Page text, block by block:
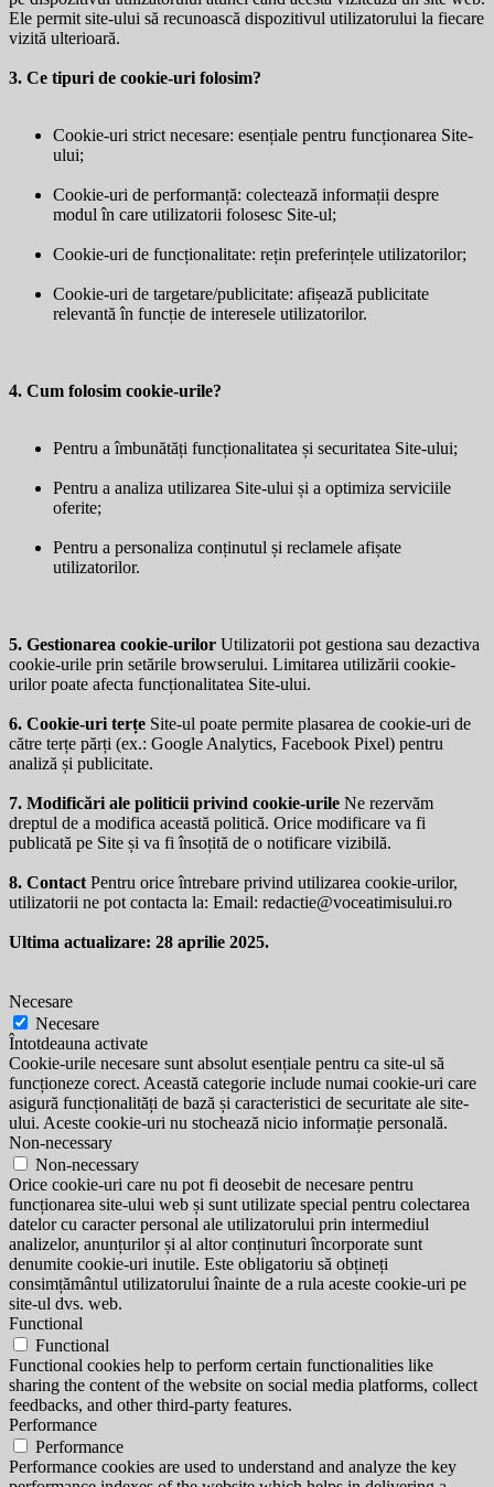
Ele permit site-ului să recunoască dispozitivul utilizatorului la fiecare
vizită ulterioară.
3. Ce tipuri de cookie-uri folosim?
Cookie-uri strict necesare: esențiale pentru funcționarea Site-
ului;
Cookie-uri de performanță: colectează informații despre
modul în care utilizatorii folosesc Site-ul;
Cookie-uri de funcționalitate: rețin preferințele utilizatorilor;
Cookie-uri de targetare/publicitate: afișează publicitate
relevantă în funcție de interesele utilizatorilor.
4. Cum folosim cookie-urile?
Pentru a îmbunătăți funcționalitatea și securitatea Site-ului;
Pentru a analiza utilizarea Site-ului și a optimiza serviciile
oferite;
Pentru a personaliza conținutul și reclamele afișate
utilizatorilor.
5. Gestionarea cookie-urilor Utilizatorii pot gestiona sau dezactiva
cookie-urile prin setările browserului. Limitarea utilizării cookie-
urilor poate afecta funcționalitatea Site-ului.
6. Cookie-uri terțe Site-ul poate permite plasarea de cookie-uri de
către terțe părți (ex.: Google Analytics, Facebook Pixel) pentru
analiză și publicitate.
7. Modificări ale politicii privind cookie-urile Ne rezervăm
dreptul de a modifica această politică. Orice modificare va fi
publicată pe Site și va fi însoțită de o notificare vizibilă.
8. Contact Pentru orice întrebare privind utilizarea cookie-urilor,
utilizatorii ne pot contacta la: Email: redactie@voceatimisului.ro
Ultima actualizare: 28 aprilie 2025.
Necesare
Necesare
Întotdeauna activate
Cookie-urile necesare sunt absolut esențiale pentru ca site-ul să
funcționeze corect. Această categorie include numai cookie-uri care
asigură funcționalități de bază și caracteristici de securitate ale site-
ului. Aceste cookie-uri nu stochează nicio informație personală.
Non-necessary
Non-necessary
Orice cookie-uri care nu pot fi deosebit de necesare pentru
funcționarea site-ului web și sunt utilizate special pentru colectarea
datelor cu caracter personal ale utilizatorului prin intermediul
analizelor, anunțurilor și al altor conținuturi încorporate sunt
denumite cookie-uri inutile. Este obligatoriu să obțineți
consimțământul utilizatorului înainte de a rula aceste cookie-uri pe
site-ul dvs. web.
Functional
Functional
Functional cookies help to perform certain functionalities like
sharing the content of the website on social media platforms, collect
feedbacks, and other third-party features.
Performance
Performance
Performance cookies are used to understand and analyze the key